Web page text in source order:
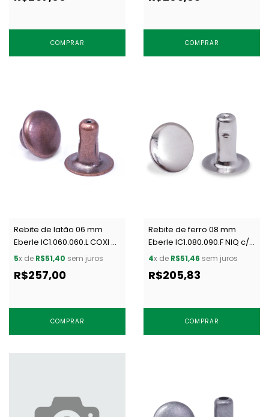
COMPRAR COMPRAR
Rebite de latão 06 mm
Eberle IC1.060.060.L COXI c/
1000 un
5x de R$51,40 sem juros
R$257,00
COMPRAR
Rebite de ferro 08 mm
Eberle IC1.080.090.F NIQ c/
1000 un
4x de R$51,46 sem juros
R$205,83
COMPRAR